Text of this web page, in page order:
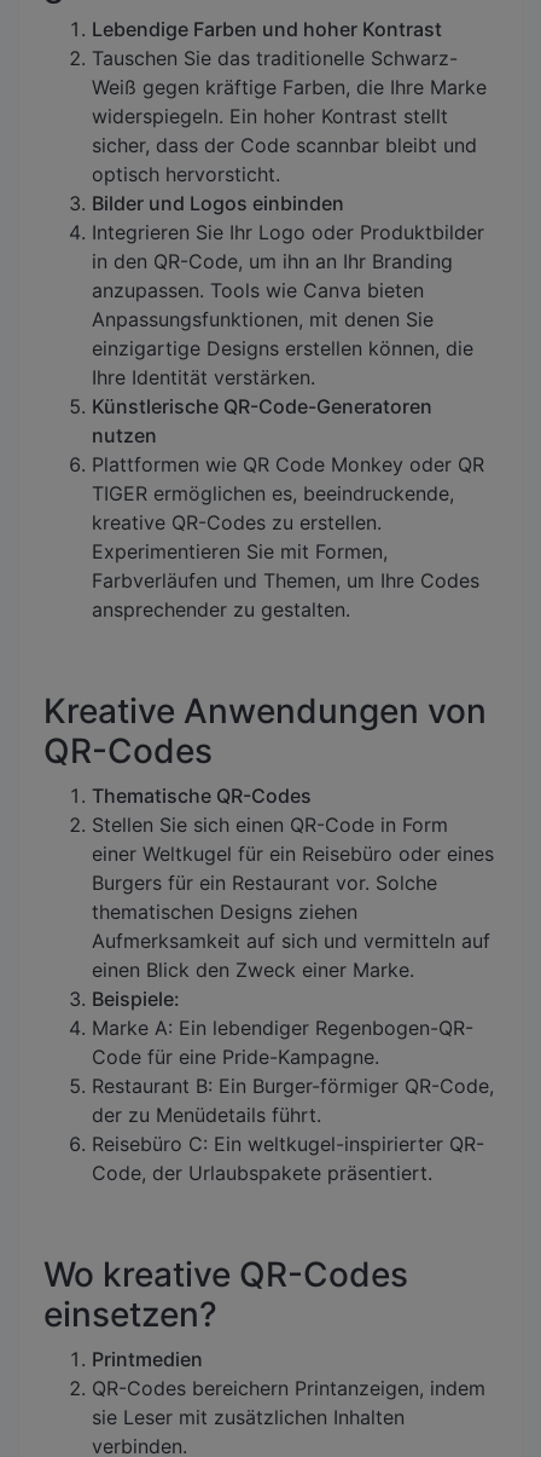
Lebendige Farben und hoher Kontrast
Tauschen Sie das traditionelle Schwarz-
Weiß gegen kräftige Farben, die Ihre Marke
widerspiegeln. Ein hoher Kontrast stellt
sicher, dass der Code scannbar bleibt und
optisch hervorsticht.
Bilder und Logos einbinden
Integrieren Sie Ihr Logo oder Produktbilder
in den QR-Code, um ihn an Ihr Branding
anzupassen. Tools wie Canva bieten
Anpassungsfunktionen, mit denen Sie
einzigartige Designs erstellen können, die
Ihre Identität verstärken.
Künstlerische QR-Code-Generatoren
nutzen
Plattformen wie QR Code Monkey oder QR
TIGER ermöglichen es, beeindruckende,
kreative QR-Codes zu erstellen.
Experimentieren Sie mit Formen,
Farbverläufen und Themen, um Ihre Codes
ansprechender zu gestalten.
Kreative Anwendungen von
QR-Codes
Thematische QR-Codes
Stellen Sie sich einen QR-Code in Form
einer Weltkugel für ein Reisebüro oder eines
Burgers für ein Restaurant vor. Solche
thematischen Designs ziehen
Aufmerksamkeit auf sich und vermitteln auf
einen Blick den Zweck einer Marke.
Beispiele:
Marke A: Ein lebendiger Regenbogen-QR-
Code für eine Pride-Kampagne.
Restaurant B: Ein Burger-förmiger QR-Code,
der zu Menüdetails führt.
Reisebüro C: Ein weltkugel-inspirierter QR-
Code, der Urlaubspakete präsentiert.
Wo kreative QR-Codes
einsetzen?
Printmedien
QR-Codes bereichern Printanzeigen, indem
sie Leser mit zusätzlichen Inhalten
verbinden.